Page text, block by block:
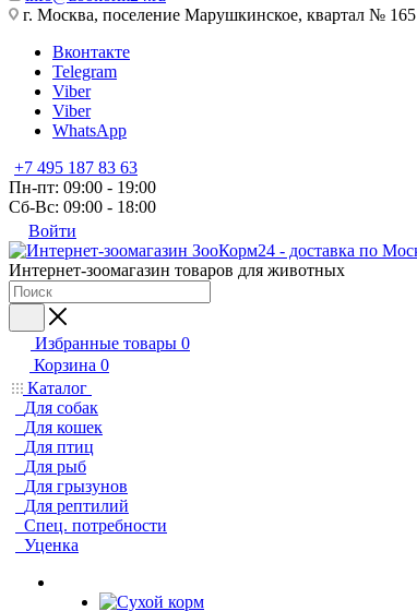
г. Москва, поселение Марушкинское, квартал № 165
Вконтакте
Telegram
Viber
Viber
WhatsApp
+7 495 187 83 63
Пн-пт: 09:00 - 19:00
Сб-Вс: 09:00 - 18:00
Войти
Интернет-зоомагазин товаров для животных
Избранные товары 0
Корзина 0
Каталог
Для собак
Для кошек
Для птиц
Для рыб
Для грызунов
Для рептилий
Спец. потребности
Уценка